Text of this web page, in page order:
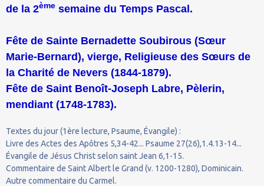
de la 2ème semaine du Temps Pascal.
Fête de Sainte Bernadette Soubirous (Sœur
Marie-Bernard), vierge, Religieuse des Sœurs de
la Charité de Nevers (1844-1879).
Fête de Saint Benoît-Joseph Labre, Pèlerin,
mendiant (1748-1783).
Textes du jour (1ère lecture, Psaume, Évangile) :
Livre des Actes des Apôtres 5,34-42... Psaume 27(26),1.4.13-14...
Évangile de Jésus Christ selon saint Jean 6,1-15.
Commentaire de Saint Albert le Grand (v. 1200-1280), Dominicain.
Autre commentaire du Carmel.